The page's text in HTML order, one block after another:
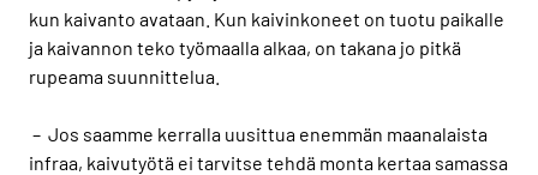
kun kaivanto avataan. Kun kaivinkoneet on tuotu paikalle
ja kaivannon teko työmaalla alkaa, on takana jo pitkä
rupeama suunnittelua.
– Jos saamme kerralla uusittua enemmän maanalaista
infraa, kaivutyötä ei tarvitse tehdä monta kertaa samassa